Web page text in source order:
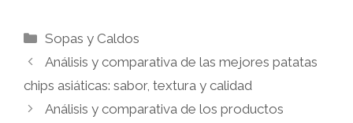
Categorías
Sopas y Caldos
Análisis y comparativa de las mejores patatas
chips asiáticas: sabor, textura y calidad
Análisis y comparativa de los productos